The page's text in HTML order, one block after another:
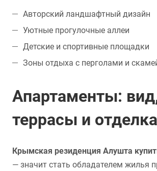
Авторский ландшафтный дизайн
Уютные прогулочные аллеи
Детские и спортивные площадки
Зоны отдыха с перголами и
Апартаменты:
террасы и отделка
Крымская резиденция Алушта
— значит стать обладателем жилья